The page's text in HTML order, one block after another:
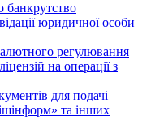
банкрутство
юридичної особи
регулювання
на операції з
для подачі
та інших